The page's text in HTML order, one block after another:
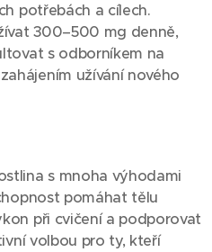
potřebách a cílech.
300–500 mg denně,
s odborníkem na
užívání nového
s mnoha výhodami
pomáhat tělu
při cvičení a podporovat
volbou pro ty, kteří